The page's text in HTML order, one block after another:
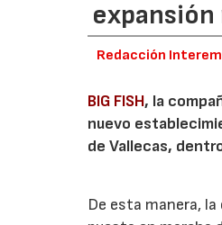
Redacción
BIG FISH, la
nuevo
de Vallecas,
De esta manera,